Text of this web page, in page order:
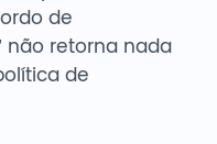
de
não retorna nada
de